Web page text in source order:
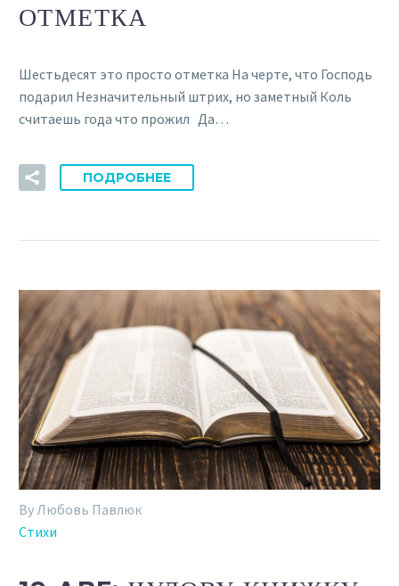
ОТМЕТКА
Шестьдесят это просто отметка На черте, что Господь
подарил Незначительный штрих, но заметный Коль
считаешь года что прожил Да…
ПОДРОБНЕЕ
By Любовь Павлюк
Стихи